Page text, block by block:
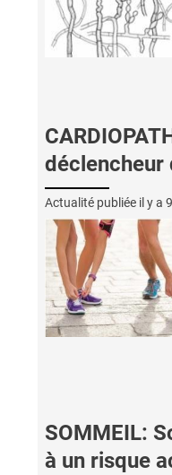
déclencheur
Actualité publiée il y a
SOMMEIL:
à un risque